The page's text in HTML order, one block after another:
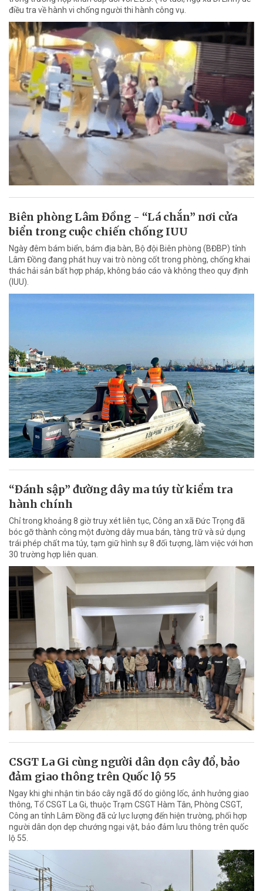
điều tra về hành vi chống người thi hành công vụ.
Biên phòng Lâm Đồng - “Lá chắn” nơi cửa
biển trong cuộc chiến chống IUU
Ngày đêm bám biển, bám địa bàn, Bộ đội Biên phòng (BĐBP) tỉnh
Lâm Đồng đang phát huy vai trò nòng cốt trong phòng, chống khai
thác hải sản bất hợp pháp, không báo cáo và không theo quy định
(IUU).
“Đánh sập” đường dây ma túy từ kiểm tra
hành chính
Chỉ trong khoảng 8 giờ truy xét liên tục, Công an xã Đức Trọng đã
bóc gỡ thành công một đường dây mua bán, tàng trữ và sử dụng
trái phép chất ma túy, tạm giữ hình sự 8 đối tượng, làm việc với hơn
30 trường hợp liên quan.
CSGT La Gi cùng người dân dọn cây đổ, bảo
đảm giao thông trên Quốc lộ 55
Ngay khi ghi nhận tin báo cây ngã đổ do giông lốc, ảnh hưởng giao
thông, Tổ CSGT La Gi, thuộc Trạm CSGT Hàm Tân, Phòng CSGT,
Công an tỉnh Lâm Đồng đã cử lực lượng đến hiện trường, phối hợp
người dân dọn dẹp chướng ngại vật, bảo đảm lưu thông trên quốc
lộ 55.